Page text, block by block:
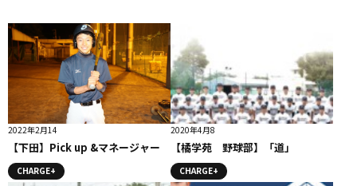
2022年2月14
【下田】Pick up &マネージャー
CHARGE+
2020年4月8
【橘学苑 野球部】「道」
CHARGE+